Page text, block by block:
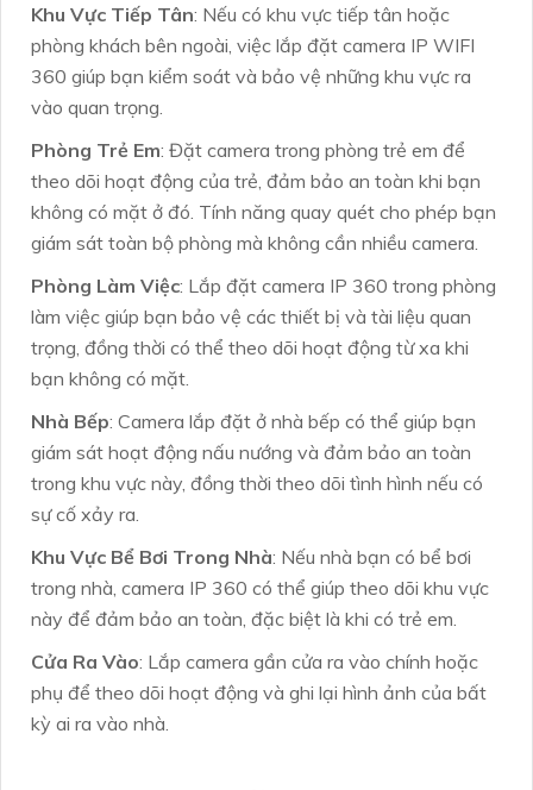
Khu Vực Tiếp Tân: Nếu có khu vực tiếp tân hoặc
phòng khách bên ngoài, việc lắp đặt camera IP WIFI
360 giúp bạn kiểm soát và bảo vệ những khu vực ra
vào quan trọng.
Phòng Trẻ Em: Đặt camera trong phòng trẻ em để
theo dõi hoạt động của trẻ, đảm bảo an toàn khi bạn
không có mặt ở đó. Tính năng quay quét cho phép bạn
giám sát toàn bộ phòng mà không cần nhiều camera.
Phòng Làm Việc: Lắp đặt camera IP 360 trong phòng
làm việc giúp bạn bảo vệ các thiết bị và tài liệu quan
trọng, đồng thời có thể theo dõi hoạt động từ xa khi
bạn không có mặt.
Nhà Bếp: Camera lắp đặt ở nhà bếp có thể giúp bạn
giám sát hoạt động nấu nướng và đảm bảo an toàn
trong khu vực này, đồng thời theo dõi tình hình nếu có
sự cố xảy ra.
Khu Vực Bể Bơi Trong Nhà: Nếu nhà bạn có bể bơi
trong nhà, camera IP 360 có thể giúp theo dõi khu vực
này để đảm bảo an toàn, đặc biệt là khi có trẻ em.
Cửa Ra Vào: Lắp camera gần cửa ra vào chính hoặc
phụ để theo dõi hoạt động và ghi lại hình ảnh của bất
kỳ ai ra vào nhà.